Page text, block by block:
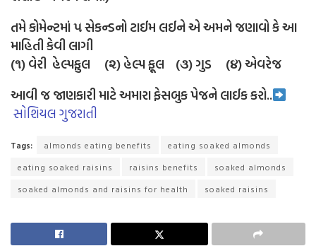
તમે કોમેન્ટમાં ૫ સેકન્ડનો ટાઈમ લઈને એ અમને જણાવો કે આ
માહિતી કેવી લાગી
(૧) વેરી હેલ્પફુલ (૨) હેલ્પ ફૂલ (૩) ગુડ (૪) એવરેજ
આવી જ જાણકારી માટે અમારા ફેસબુક પેજને લાઈક કરો..
સોશિયલ ગુજરાતી
Tags: almonds eating benefits
eating soaked almonds
eating soaked raisins
raisins benefits
soaked almonds
soaked almonds and raisins for health
soaked raisins